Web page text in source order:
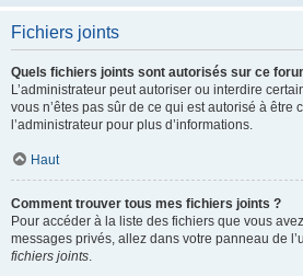
Fichiers joints
Quels fichiers joints sont autorisés sur ce
L’administrateur peut autoriser ou interdire
vous n’êtes pas sûr de ce qui est autorisé à être
l’administrateur pour plus d’informations.
Haut
Comment trouver tous mes fichiers joints ?
Pour accéder à la liste des fichiers que vous
messages privés, allez dans votre panneau de
fichiers joints.